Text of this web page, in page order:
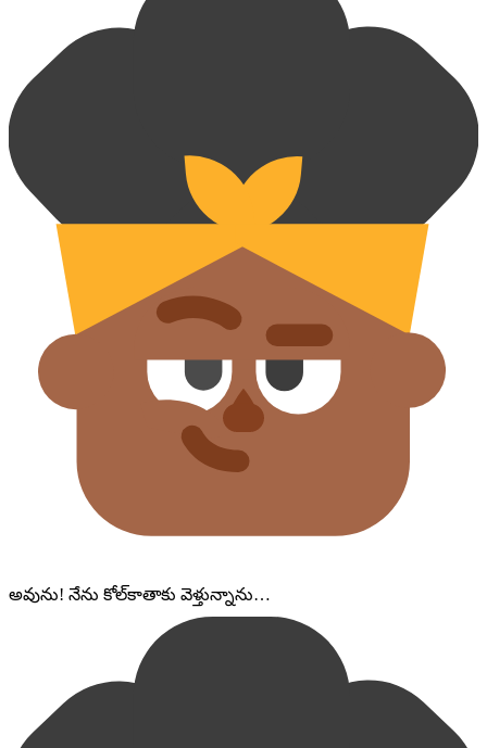
అవును! నేను కోల్‌కాతాకు వెళ్తున్నాను…